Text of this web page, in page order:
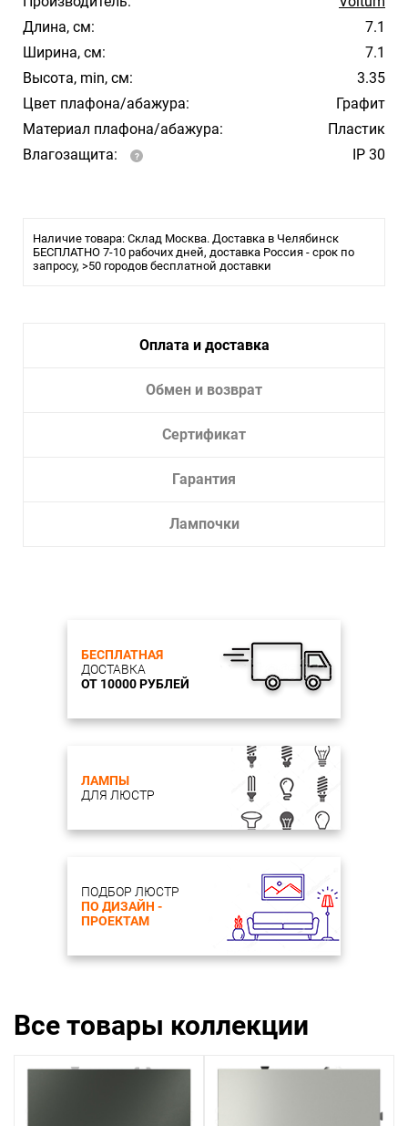
Длина, см:
7.1
Ширина, см:
7.1
Высота, min, см:
3.35
Цвет плафона/абажура:
Графит
Материал плафона/абажура:
Пластик
Влагозащита:
IP 30
Наличие товара: Склад Москва. Доставка в Челябинск
БЕСПЛАТНО 7-10 рабочих дней, доставка Россия - срок по
запросу, >50 городов бесплатной доставки
Оплата и доставка
Обмен и возврат
Сертификат
Гарантия
Лампочки
БЕСПЛАТНАЯ
ДОСТАВКА
ОТ 10000 РУБЛЕЙ
ЛАМПЫ
ДЛЯ ЛЮСТР
ПОДБОР ЛЮСТР
ПО ДИЗАЙН -
ПРОЕКТАМ
Все товары коллекции